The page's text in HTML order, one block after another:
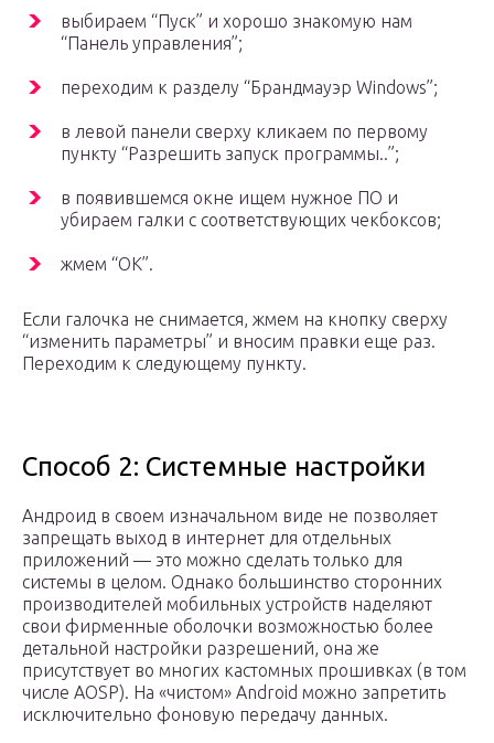
выбираем “Пуск” и хорошо знакомую нам
“Панель управления”;
переходим к разделу “Брандмауэр Windows”;
в левой панели сверху кликаем по первому
пункту “Разрешить запуск программы..”;
в появившемся окне ищем нужное ПО и
убираем галки с соответствующих чекбоксов;
жмем “ОК”.
Если галочка не снимается, жмем на кнопку сверху
“изменить параметры” и вносим правки еще раз.
Переходим к следующему пункту.
Способ 2: Системные настройки
Андроид в своем изначальном виде не позволяет
запрещать выход в интернет для отдельных
приложений — это можно сделать только для
системы в целом. Однако большинство сторонних
производителей мобильных устройств наделяют
свои фирменные оболочки возможностью более
детальной настройки разрешений, она же
присутствует во многих кастомных прошивках (в том
числе AOSP). На «чистом» Android можно запретить
исключительно фоновую передачу данных.